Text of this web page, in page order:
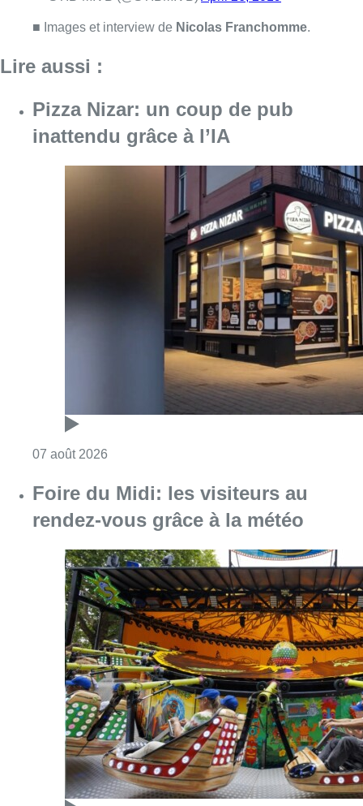
Consulter l'article "Pizza Nizar: un coup de
Foire du Midi: les visiteurs au
rendez-vous grâce à la météo
07 août 2026 Consulter l'article "Foire du Midi: les
Les Bruxellois respectent mieux les
zones 30 ?